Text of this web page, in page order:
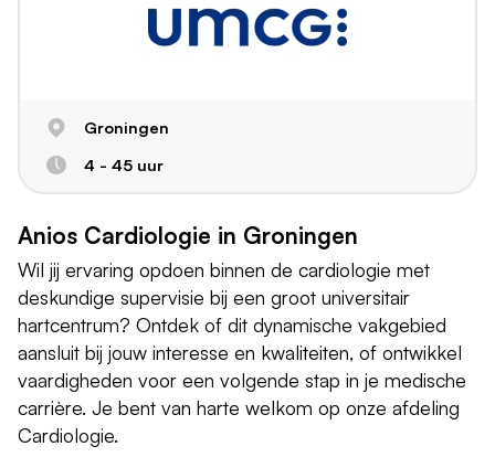
Groningen
4 - 45 uur
Anios Cardiologie in Groningen
Wil jij ervaring opdoen binnen de cardiologie met
deskundige supervisie bij een groot universitair
hartcentrum? Ontdek of dit dynamische vakgebied
aansluit bij jouw interesse en kwaliteiten, of ontwikkel
vaardigheden voor een volgende stap in je medische
carrière. Je bent van harte welkom op onze afdeling
Cardiologie.